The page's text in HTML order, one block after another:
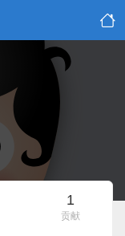
1
贡献